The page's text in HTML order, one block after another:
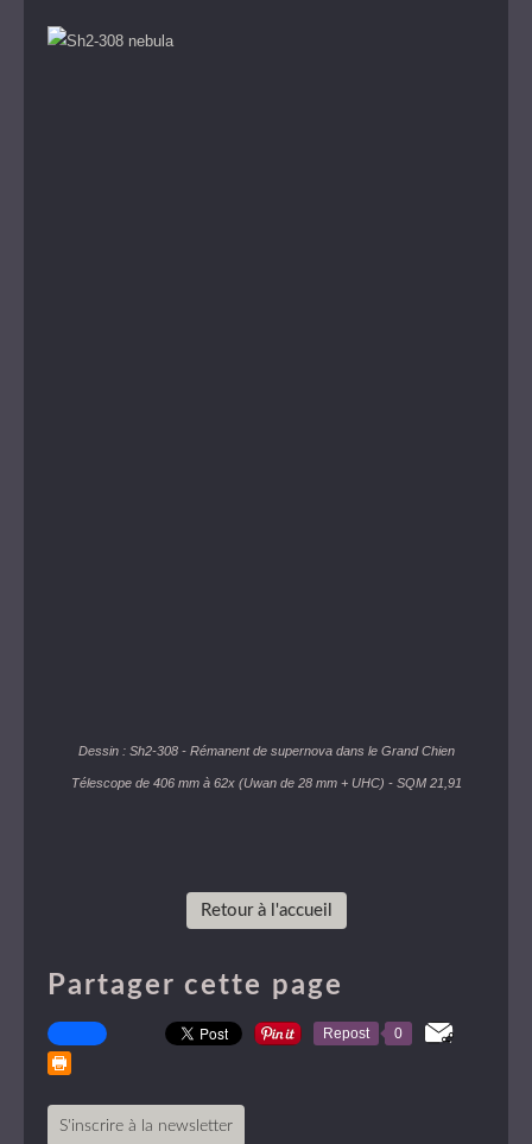
Dessin : Sh2-308 - Rémanent de supernova dans le Grand Chien
Télescope de 406 mm à 62x (Uwan de 28 mm + UHC) - SQM 21,91
Retour à l'accueil
Partager cette page
Repost 0
S'inscrire à la newsletter